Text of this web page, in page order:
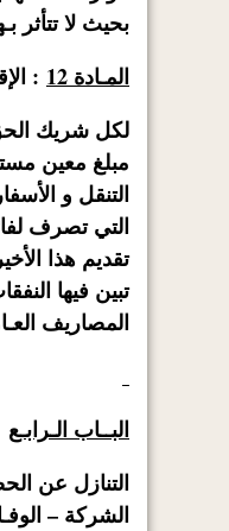
بحيث لا تتأثر
المـادة 12
:
لكل شريك
مبلغ معين
التنقل و
التي تصرف
تقديم هذا
تبين فيها
المصاريف
البــاب الـرابـع
التنازل عن
الشركة –